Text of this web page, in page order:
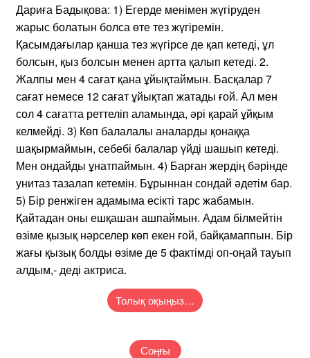
Дариға Бадықова: 1) Егерде менімен жүгіруден
жарыс болатын болса өте тез жүгіремін.
Қасымдағылар қанша тез жүгірсе де қап кетеді, ұл
болсын, қыз болсын менен артта қалып кетеді. 2.
Жалпы мен 4 сағат қана ұйықтаймын. Басқалар 7
сағат немесе 12 сағат ұйықтап жатады ғой. Ал мен
сол 4 сағатта реттеліп аламында, әрі қарай ұйқым
келмейді. 3) Көп балалалы аналарды қонаққа
шақырмаймын, себебі балалар үйді шашып кетеді.
Мен ондайды ұнатпаймын. 4) Барған жердің бәрінде
унитаз тазалап кетемін. Бұрыннан сондай әдетім бар.
5) Бір ренжіген адамыма есікті тарс жабамын.
Қайтадан оны ешқашан ашпаймын. Адам білмейтін
өзіме қызық нәрселер көп екен ғой, байқамаппын. Бір
жағы қызық болды өзіме де 5 фактімді оп-оңай тауып
алдым,- деді актриса.
Толық оқыңыз…
Соңғы